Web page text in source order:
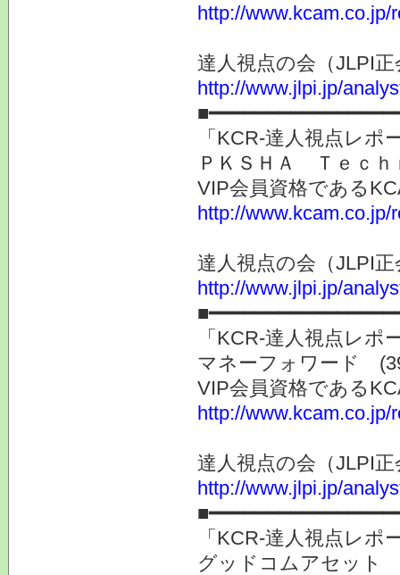
http://www.kcam.co.jp/
達人視点の会（JLPI
http://www.jlpi.jp/
「KCR-達人視点レ
ＰＫＳＨＡ Ｔｅｃｈ
VIP会員資格である
http://www.kcam.co.jp/
達人視点の会（JLPI
http://www.jlpi.jp/
「KCR-達人視点レ
マネーフォワード
VIP会員資格である
http://www.kcam.co.jp/
達人視点の会（JLPI
http://www.jlpi.jp/
「KCR-達人視点レ
グッドコムアセット